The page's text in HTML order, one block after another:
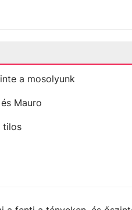
a mosolyunk
Mauro
tilos